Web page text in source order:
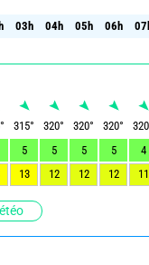
03h 04h 05h 06h
03h 04h 05h 06h
° 315° 320° 320° 320°
320
5 5 5 5
4
13 12 12 12 11